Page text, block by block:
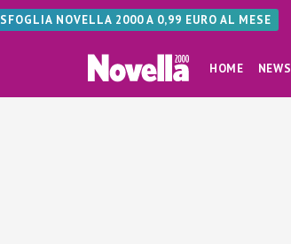
SFOGLIA NOVELLA 2000 A 0,99 EURO AL MESE
HOME NEWS